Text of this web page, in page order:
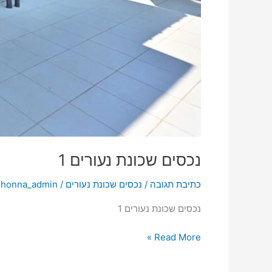
נכסים שכונת נעורים 1
כתיבת תגובה / נכסים שכונת נעורים /
נכסים שכונת נעורים 1
Read More »